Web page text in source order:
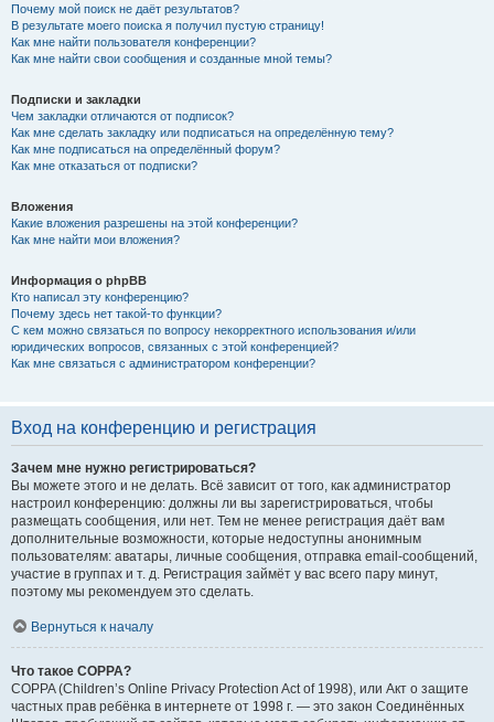
Почему мой поиск не даёт результатов?
В результате моего поиска я получил пустую страницу!
Как мне найти пользователя конференции?
Как мне найти свои сообщения и созданные мной темы?
Подписки и закладки
Чем закладки отличаются от подписок?
Как мне сделать закладку или подписаться на определённую тему?
Как мне подписаться на определённый форум?
Как мне отказаться от подписки?
Вложения
Какие вложения разрешены на этой конференции?
Как мне найти мои вложения?
Информация о phpBB
Кто написал эту конференцию?
Почему здесь нет такой-то функции?
С кем можно связаться по вопросу некорректного использования и/или
юридических вопросов, связанных с этой конференцией?
Как мне связаться с администратором конференции?
Вход на конференцию и регистрация
Зачем мне нужно регистрироваться?
Вы можете этого и не делать. Всё зависит от того, как администратор
настроил конференцию: должны ли вы зарегистрироваться, чтобы
размещать сообщения, или нет. Тем не менее регистрация даёт вам
дополнительные возможности, которые недоступны анонимным
пользователям: аватары, личные сообщения, отправка email-сообщений,
участие в группах и т. д. Регистрация займёт у вас всего пару минут,
поэтому мы рекомендуем это сделать.
Вернуться к началу
Что такое COPPA?
COPPA (Children’s Online Privacy Protection Act of 1998), или Акт о защите
частных прав ребёнка в интернете от 1998 г. — это закон Соединённых